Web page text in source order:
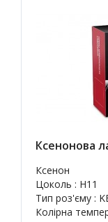
Ксенонова
Ксенон
Цоколь : H11
Тип роз'єму :
Колірна